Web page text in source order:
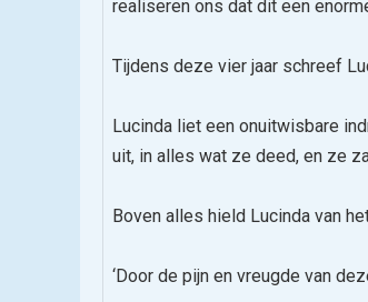
realiseren ons dat dit een
Tijdens deze vier jaar schreef
Lucinda liet een onuitwisbare
uit, in alles wat ze deed, en ze
Boven alles hield Lucinda van
‘Door de pijn en vreugde van